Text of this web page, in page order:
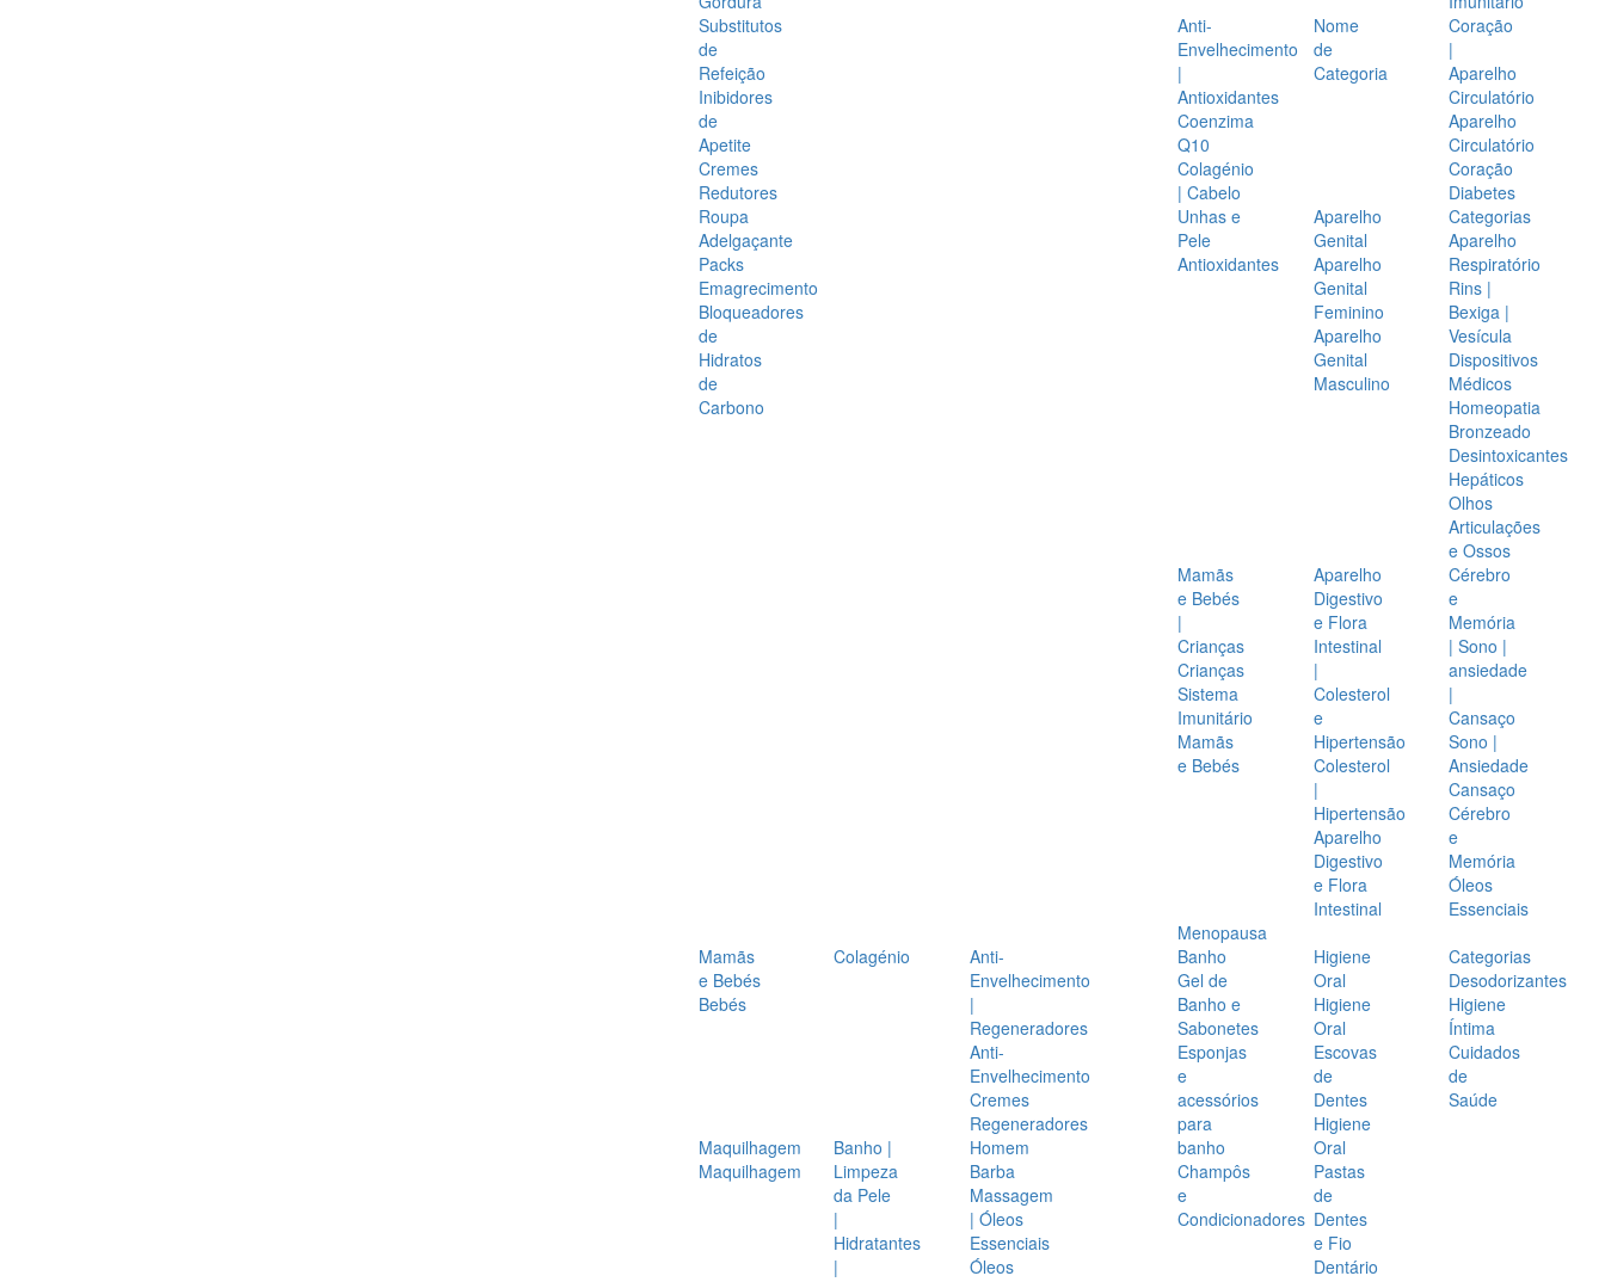
Substitutos
de
Refeição
Inibidores
de
Apetite
Cremes
Redutores
Roupa
Adelgaçante
Packs
Emagrecimento
Bloqueadores
de
Hidratos
de
Carbono
Anti-
Envelhecimento
|
Antioxidantes
Coenzima
Q10
Colagénio
| Cabelo
Unhas e
Pele
Antioxidantes
Nome
de
Categoria
Coração
|
Aparelho
Circulatório
Aparelho
Circulatório
Coração
Diabetes
Aparelho
Genital
Aparelho
Genital
Feminino
Aparelho
Genital
Masculino
Categorias
Aparelho
Respiratório
Rins |
Bexiga |
Vesícula
Dispositivos
Médicos
Homeopatia
Bronzeado
Desintoxicantes
Hepáticos
Olhos
Articulações
e Ossos
Mamãs
e Bebés
|
Crianças
Crianças
Sistema
Imunitário
Mamãs
e Bebés
Aparelho
Digestivo
e Flora
Intestinal
|
Colesterol
e
Hipertensão
Colesterol
|
Hipertensão
Aparelho
Digestivo
e Flora
Intestinal
Cérebro
e
Memória
| Sono |
ansiedade
|
Cansaço
Sono |
Ansiedade
Cansaço
Cérebro
e
Memória
Óleos
Essenciais
Menopausa
Mamãs
e Bebés
Bebés
Colagénio
Anti-
Envelhecimento
|
Regeneradores
Anti-
Envelhecimento
Cremes
Regeneradores
Maquilhagem
Maquilhagem
Banho |
Limpeza
da Pele
|
Hidratantes
|
Homem
Barba
Massagem
| Óleos
Essenciais
Óleos
Banho
Gel de
Banho e
Sabonetes
Esponjas
e
acessórios
para
banho
Champôs
e
Condicionadores
Higiene
Oral
Higiene
Oral
Escovas
de
Dentes
Higiene
Oral
Pastas
de
Dentes
e Fio
Dentário
Categorias
Desodorizantes
Higiene
Íntima
Cuidados
de
Saúde